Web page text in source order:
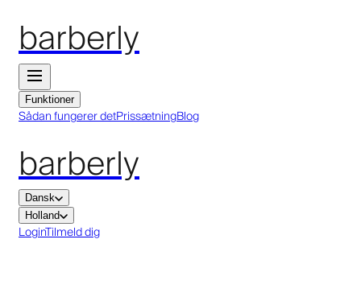
barberly
Funktioner
Sådan fungerer detPrissætningBlog
barberly
Dansk
Holland
LoginTilmeld dig